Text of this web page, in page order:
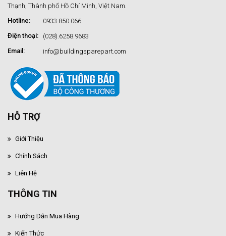
Thạnh, Thành phố Hồ Chí Minh, Việt Nam.
Hotline:
0933.850.066
Điện thoại:
(028).6258.9683
Email:
info@buildingsparepart.com
HỖ TRỢ
Giới Thiệu
Chính Sách
Liên Hệ
THÔNG TIN
Hướng Dẫn Mua Hàng
Kiến Thức